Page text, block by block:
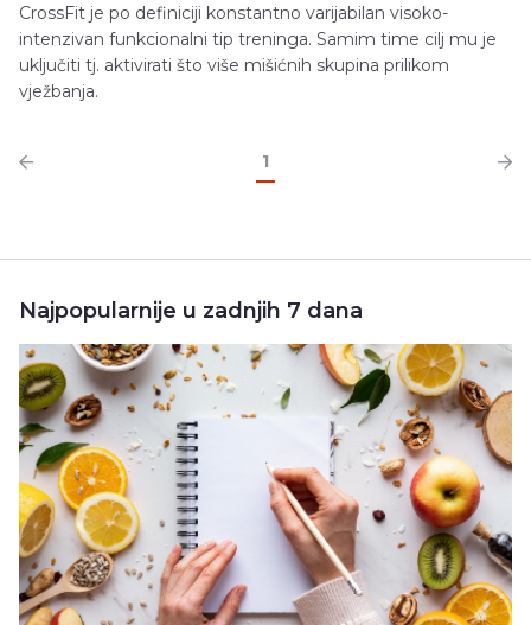
CrossFit je po definiciji konstantno varijabilan visoko-
intenzivan funkcionalni tip treninga. Samim time cilj mu je
uključiti tj. aktivirati što više mišićnih skupina prilikom
vježbanja.
1
Najpopularnije u zadnjih 7 dana